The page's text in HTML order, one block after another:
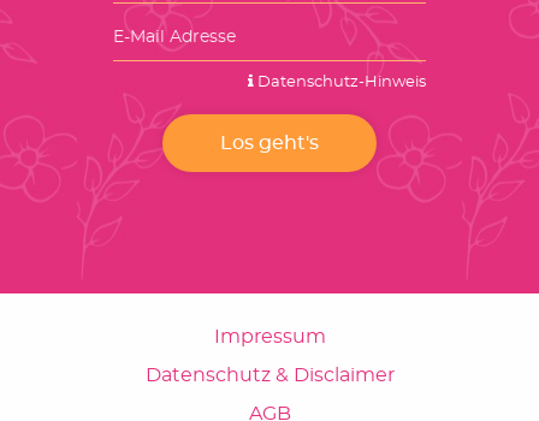
Datenschutz-Hinweis
Impressum
Datenschutz & Disclaimer
AGB